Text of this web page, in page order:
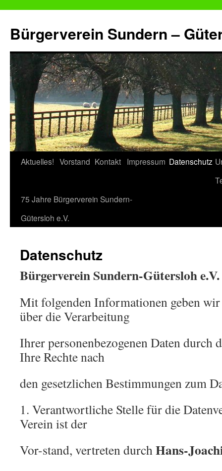
springen
Bürgerverein Sundern –
Aktuelles! Vorstand Kontakt Impressum Datenschutz
75 Jahre Bürgerverein Sundern-
Gütersloh e.V.
Datenschutz
Bürgerverein Sundern-Gütersloh e.V.
Mit folgenden Informationen geben
über die Verarbeitung
Ihrer personenbezogenen Daten durch
Ihre Rechte nach
den gesetzlichen Bestimmungen zum
1. Verantwortliche Stelle für die
Verein ist der
Vor-stand, vertreten durchHans-